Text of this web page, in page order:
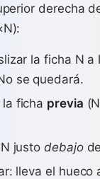
derecha
la ficha N a
se quedará.
ficha previa
N justodebajo
lleva el hueco